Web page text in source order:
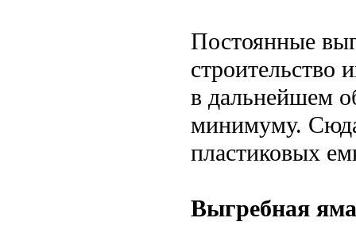
Постоянные
строительство
в дальнейшем
минимуму.
пластиковых
Выгребная